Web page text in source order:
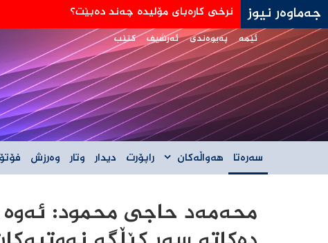
جەماوەر نیوز جه‌ی دی ڤانس: هێڵی سورمان له‌دانوستانه‌كان
ئێمە پەیوەندی ئەرشیف کتێب
سەرەتا هەواڵەکان راپۆرت دیدار وتار وەرزش
محەمەد حاجی محمود: